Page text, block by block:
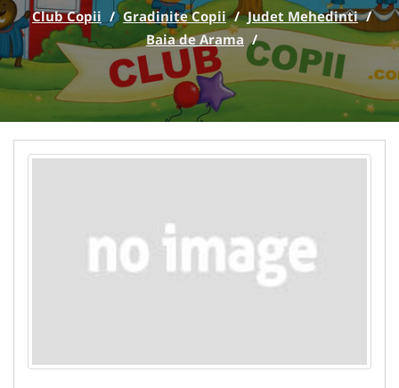
Club Copii / Gradinite Copii / Judet Mehedinti /
Baia de Arama /